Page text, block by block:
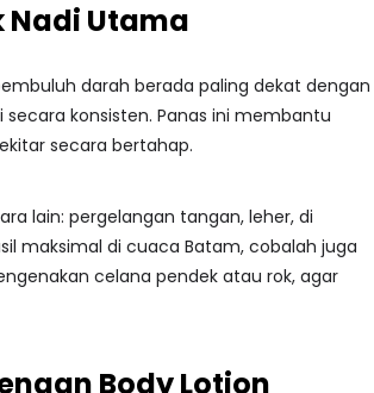
Utama
darah berada paling dekat dengan
konsisten. Panas ini membantu
secara bertahap.
lain: pergelangan tangan, leher, di
maksimal di cuaca Batam, cobalah juga
celana pendek atau rok, agar
Body Lotion